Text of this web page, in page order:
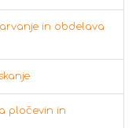
in obdelava
pločevin in